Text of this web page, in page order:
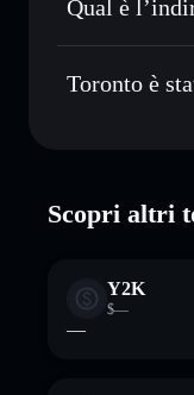
esclusivo
Qual è
Toronto è
Scopri altri
Y2K
$—
—